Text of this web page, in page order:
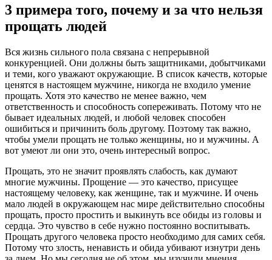
3 примера того, почему и за что нельзя
прощать людей
Вся жизнь сильного пола связана с непрерывной
конкуренцией. Они должны быть защитниками, добытчиками
и теми, кого уважают окружающие. В список качеств, которые
ценятся в настоящем мужчине, никогда не входило умение
прощать. Хотя это качество не менее важно, чем
ответственность и способность сопереживать. Потому что не
бывает идеальных людей, и любой человек способен
ошибиться и причинить боль другому. Поэтому так важно,
чтобы умели прощать не только женщины, но и мужчины. А
вот умеют ли они это, очень интересный вопрос.
Прощать, это не значит проявлять слабость, как думают
многие мужчины. Прощение — это качество, присущее
настоящему человеку, как женщине, так и мужчине. И очень
мало людей в окружающем нас мире действительно способны
прощать, просто простить и выкинуть все обиды из головы и
сердца. Это чувство в себе нужно постоянно воспитывать.
Прощать другого человека просто необходимо для самих себя.
Потому что злость, ненависть и обида убивают изнутри день